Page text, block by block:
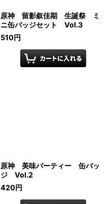
原神 留影叙佳期 生誕祭 ミ
ニ缶バッジセット Vol.3
510円
原神 美味パーティー 缶バッ
ジ Vol.2
420円